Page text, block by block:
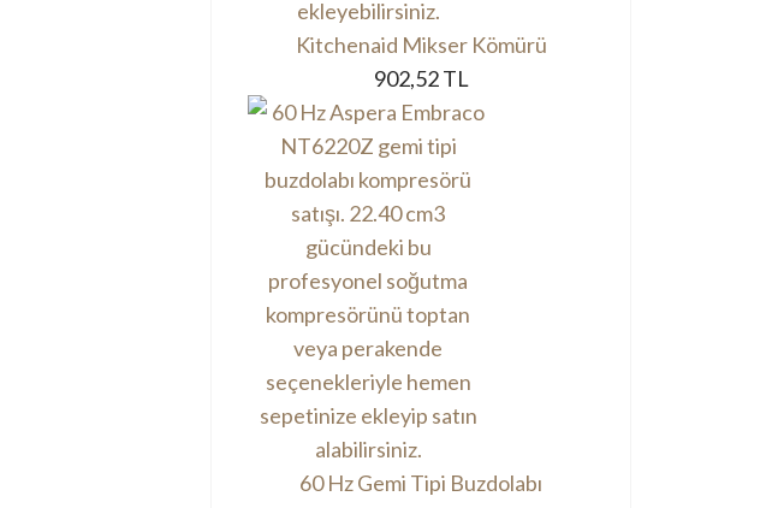
Kitchenaid Mikser Kömürü
902,52 TL
60 Hz Gemi Tipi Buzdolabı